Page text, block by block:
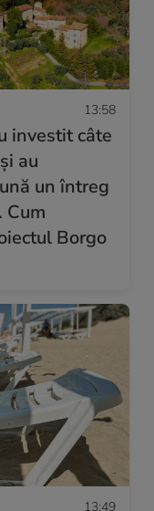
13:58
investit câte
au
un întreg
Cum
Borgo
13:49